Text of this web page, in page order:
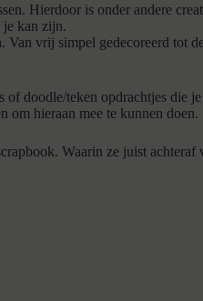
Hierdoor is onder andere
je kan zijn.
vrij simpel gedecoreerd tot
of doodle/teken opdrachtjes die
om hieraan mee te kunnen doen.
Waarin ze juist achteraf